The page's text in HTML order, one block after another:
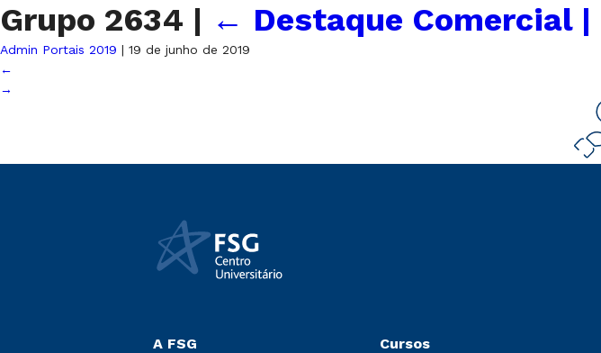
Grupo 2634 | ← Destaque Comercial |
Admin Portais 2019 | 19 de junho de 2019
←
→
A FSG Cursos